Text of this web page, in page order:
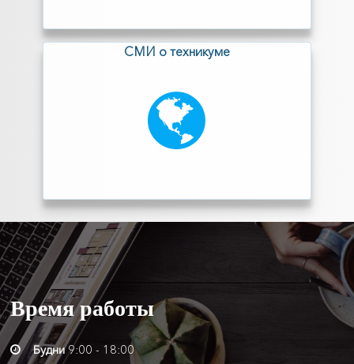
СМИ о техникуме
Времяработы
Будни9:00 - 18:00